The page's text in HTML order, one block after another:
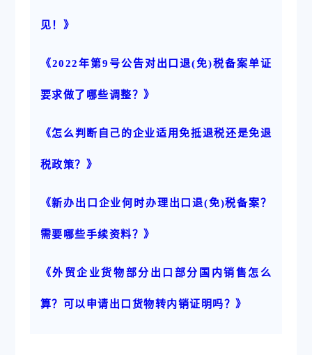
见！》
《2022年第9号公告对出口退(免)税备案单证
要求做了哪些调整？》
《怎么判断自己的企业适用免抵退税还是免退
税政策？》
《新办出口企业何时办理出口退(免)税备案？
需要哪些手续资料？》
《外贸企业货物部分出口部分国内销售怎么
算？可以申请出口货物转内销证明吗？》